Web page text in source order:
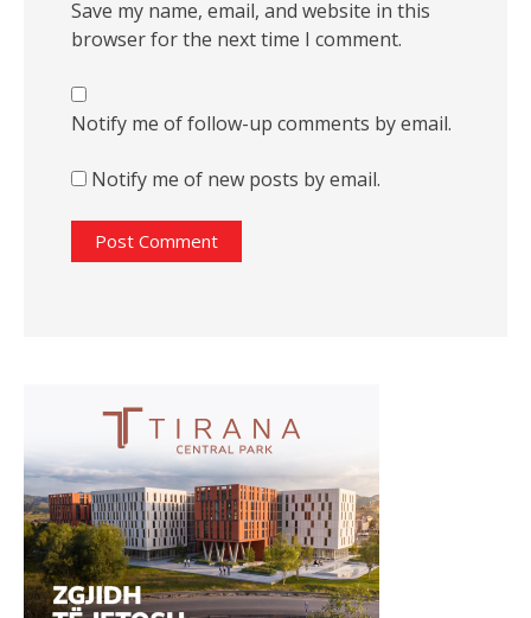
Save my name, email, and website in this
browser for the next time I comment.
Notify me of follow-up comments by email.
Notify me of new posts by email.